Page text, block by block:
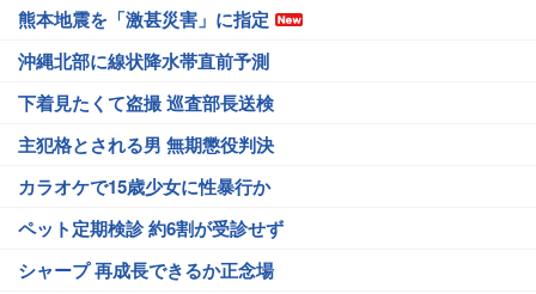
熊本地震を「激甚災害」に指定
沖縄北部に線状降水帯直前予測
下着見たくて盗撮 巡査部長送検
主犯格とされる男 無期懲役判決
カラオケで15歳少女に性暴行か
ペット定期検診 約6割が受診せず
シャープ 再成長できるか正念場